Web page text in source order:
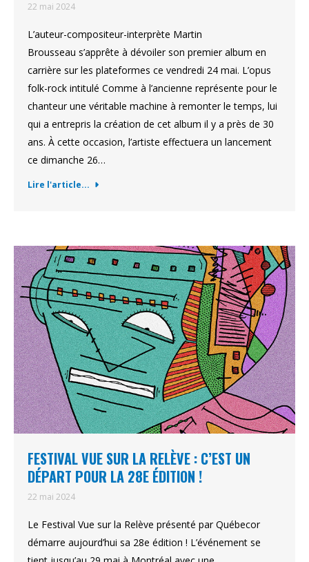
22 mai 2024
L’auteur-compositeur-interprète Martin
Brousseau s’apprête à dévoiler son premier album en
carrière sur les plateformes ce vendredi 24 mai. L’opus
folk-rock intitulé Comme à l’ancienne représente pour le
chanteur une véritable machine à remonter le temps, lui
qui a entrepris la création de cet album il y a près de 30
ans. À cette occasion, l’artiste effectuera un lancement
ce dimanche 26…
Lire l'article...
FESTIVAL VUE SUR LA RELÈVE : C’EST UN
DÉPART POUR LA 28E ÉDITION !
22 mai 2024
Le Festival Vue sur la Relève présenté par Québecor
démarre aujourd’hui sa 28e édition ! L’événement se